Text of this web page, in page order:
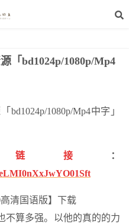
「bd1024p/1080p/Mp4
bd1024p/1080p/Mp4中字」
链接
：
清国语版】下载
不算多强。以他的真的的力